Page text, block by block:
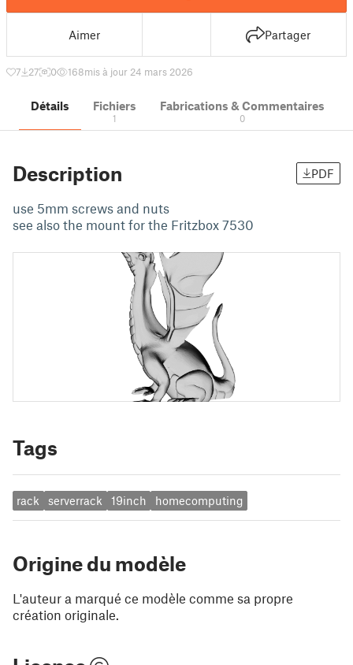
Aimer Partager
7 27 0 168mis à jour 24 mars 2026
Détails Fichiers
1
Fabrications & Commentaires
0
Description PDF
use 5mm screws and nuts
see also the mount for the Fritzbox 7530
Tags
rack serverrack 19inch homecomputing
Origine du modèle
L'auteur a marqué ce modèle comme sa propre
création originale.